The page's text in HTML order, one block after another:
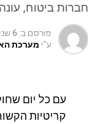
חברות ביטוח,
פורסם ב: 6 שנים לפני
ע"י מערכת
עם כל יום
קריטיות